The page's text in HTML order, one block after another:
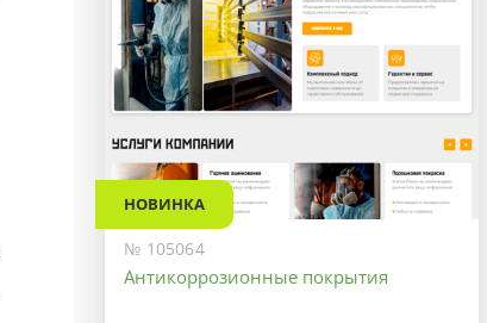
НОВИНКА
№ 105064
Антикоррозионные покрытия